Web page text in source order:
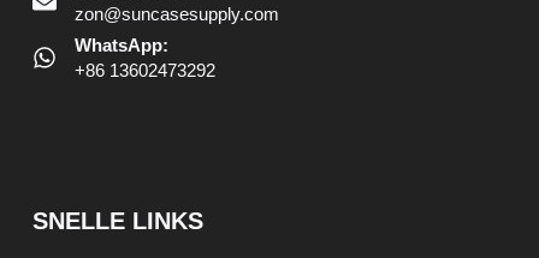
zon@suncasesupply.com
WhatsApp:
+86 13602473292
SNELLE LINKS